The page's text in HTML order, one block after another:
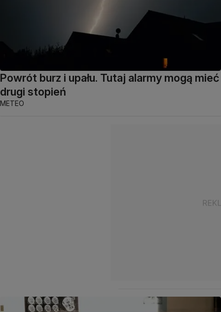
Powrót burz i upału. Tutaj alarmy mogą mieć
drugi stopień
METEO